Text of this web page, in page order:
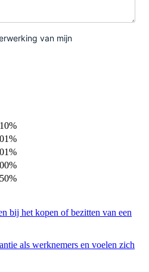
bij het kopen of bezitten van een
als werknemers en voelen zich